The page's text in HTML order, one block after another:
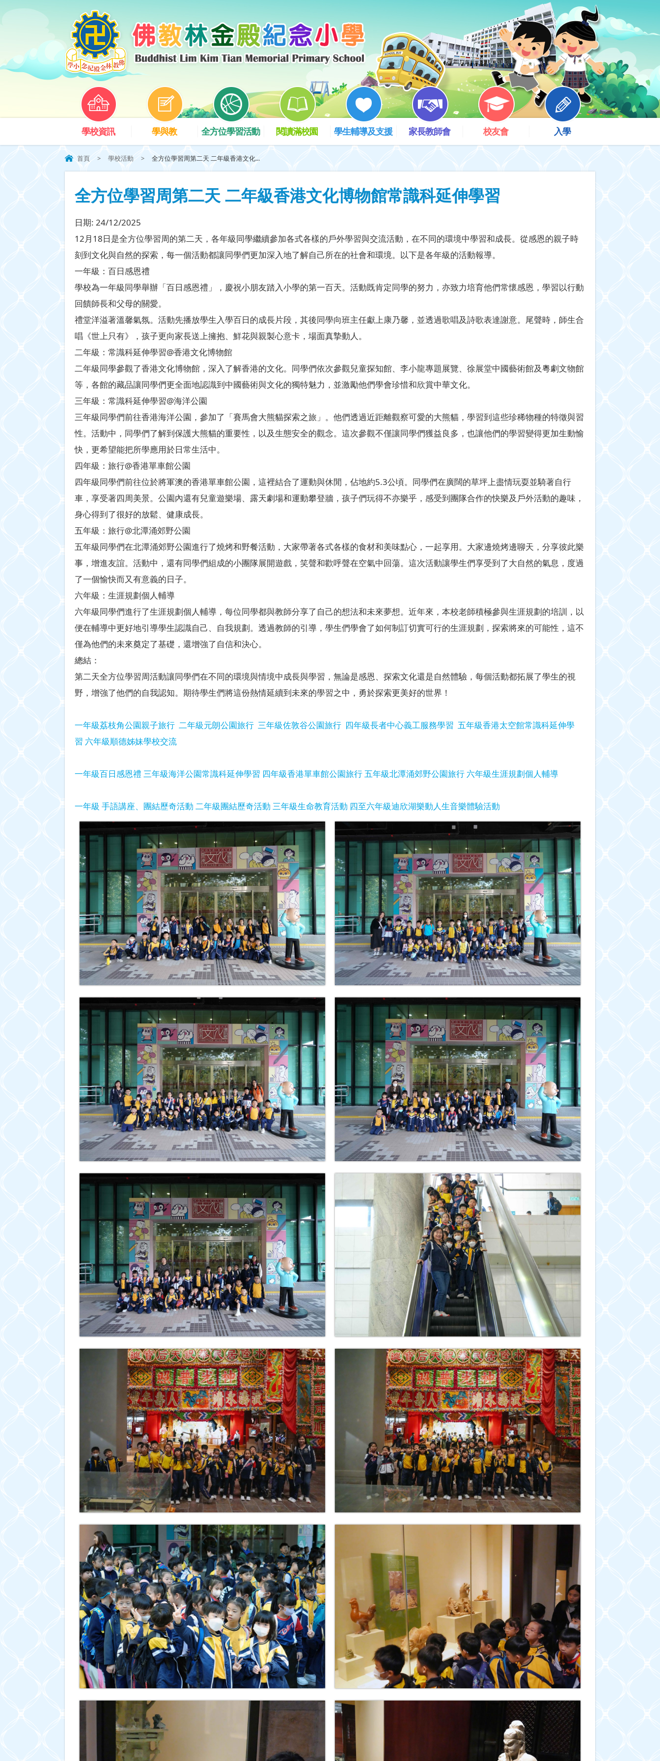
學校資訊 學與教 全方位學習活動 閱讀滿校園 學生輔導及支援 家長教師會 校友會 入學
首頁 > 學校活動 > 全方位學習周第二天 二年級香港文化...
全方位學習周第二天 二年級香港文化博物館常識科延伸學習
日期: 24/12/2025
12月18日是全方位學習周的第二天，各年級同學繼續參加各式各樣的戶外學習與交流活動，在不同的環境中學習和成長。從感恩的親子時
刻到文化與自然的探索，每一個活動都讓同學們更加深入地了解自己所在的社會和環境。以下是各年級的活動報導。
一年級：百日感恩禮
學校為一年級同學舉辦「百日感恩禮」，慶祝小朋友踏入小學的第一百天。活動既肯定同學的努力，亦致力培育他們常懷感恩，學習以行動
回饋師長和父母的關愛。
禮堂洋溢著溫馨氣氛。活動先播放學生入學百日的成長片段，其後同學向班主任獻上康乃馨，並透過歌唱及詩歌表達謝意。尾聲時，師生合
唱《世上只有》，孩子更向家長送上擁抱、鮮花與親製心意卡，場面真摯動人。
二年級：常識科延伸學習@香港文化博物館
二年級同學參觀了香港文化博物館，深入了解香港的文化。同學們依次參觀兒童探知館、李小龍專題展覽、徐展堂中國藝術館及粵劇文物館
等，各館的藏品讓同學們更全面地認識到中國藝術與文化的獨特魅力，並激勵他們學會珍惜和欣賞中華文化。
三年級：常識科延伸學習@海洋公園
三年級同學們前往香港海洋公園，參加了「賽馬會大熊貓探索之旅」。他們透過近距離觀察可愛的大熊貓，學習到這些珍稀物種的特徵與習
性。活動中，同學們了解到保護大熊貓的重要性，以及生態安全的觀念。這次參觀不僅讓同學們獲益良多，也讓他們的學習變得更加生動愉
快，更希望能把所學應用於日常生活中。
四年級：旅行@香港單車館公園
四年級同學們前往位於將軍澳的香港單車館公園，這裡結合了運動與休閒，佔地約5.3公頃。同學們在廣闊的草坪上盡情玩耍並騎著自行
車，享受著四周美景。公園內還有兒童遊樂場、露天劇場和運動攀登牆，孩子們玩得不亦樂乎，感受到團隊合作的快樂及戶外活動的趣味，
身心得到了很好的放鬆、健康成長。
五年級：旅行@北潭涌郊野公園
五年級同學們在北潭涌郊野公園進行了燒烤和野餐活動，大家帶著各式各樣的食材和美味點心，一起享用。大家邊燒烤邊聊天，分享彼此樂
事，增進友誼。活動中，還有同學們組成的小團隊展開遊戲，笑聲和歡呼聲在空氣中回蕩。這次活動讓學生們享受到了大自然的氣息，度過
了一個愉快而又有意義的日子。
六年級：生涯規劃個人輔導
六年級同學們進行了生涯規劃個人輔導，每位同學都與教師分享了自己的想法和未來夢想。近年來，本校老師積極參與生涯規劃的培訓，以
便在輔導中更好地引導學生認識自己、自我規劃。透過教師的引導，學生們學會了如何制訂切實可行的生涯規劃，探索將來的可能性，這不
僅為他們的未來奠定了基礎，還增強了自信和決心。
總結：
第二天全方位學習周活動讓同學們在不同的環境與情境中成長與學習，無論是感恩、探索文化還是自然體驗，每個活動都拓展了學生的視
野，增強了他們的自我認知。期待學生們將這份熱情延續到未來的學習之中，勇於探索更美好的世界！
一年級荔枝角公園親子旅行 二年級元朗公園旅行 三年級佐敦谷公園旅行 四年級長者中心義工服務學習 五年級香港太空館常識科延伸學
習 六年級順德姊妹學校交流
一年級百日感恩禮 三年級海洋公園常識科延伸學習 四年級香港單車館公園旅行五年級北潭涌郊野公園旅行 六年級生涯規劃個人輔導
一年級 手語講座、團結歷奇活動 二年級團結歷奇活動 三年級生命教育活動 四至六年級迪欣湖樂動人生音樂體驗活動